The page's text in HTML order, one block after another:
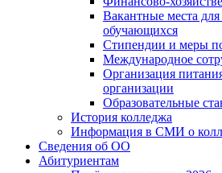
Вакантные места
обучающихся
Стипендии и меры
Международное
Организация
организации
Образовательные
История колледжа
Информация в СМИ о
Сведения об ОО
Абитуриентам